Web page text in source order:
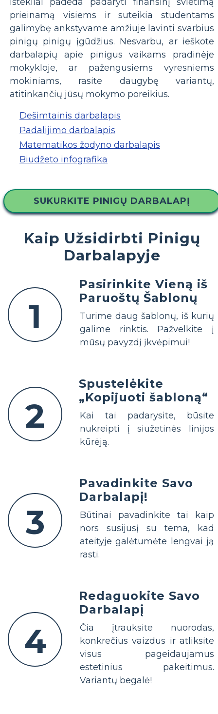
prieinamą visiems ir suteikia studentams
galimybę ankstyvame amžiuje lavinti svarbius
pinigų pinigų įgūdžius. Nesvarbu, ar ieškote
darbalapių apie pinigus vaikams pradinėje
mokykloje, ar pažengusiems vyresniems
mokiniams, rasite daugybę variantų,
atitinkančių jūsų mokymo poreikius.
Dešimtainis darbalapis
Padalijimo darbalapis
Matematikos žodyno darbalapis
Biudžeto infografika
SUKURKITE PINIGŲ DARBALAPĮ
Kaip Užsidirbti Pinigų
Darbalapyje
1
Pasirinkite Vieną iš
Paruoštų Šablonų
Turime daug šablonų, iš kurių
galime rinktis. Pažvelkite į
mūsų pavyzdį įkvėpimui!
2
Spustelėkite
„Kopijuoti šabloną“
Kai tai padarysite, būsite
nukreipti į siužetinės linijos
kūrėją.
3
Pavadinkite Savo
Darbalapį!
Būtinai pavadinkite tai kaip
nors susijusį su tema, kad
ateityje galėtumėte lengvai ją
rasti.
4
Redaguokite Savo
Darbalapį
Čia įtrauksite nuorodas,
konkrečius vaizdus ir atliksite
visus pageidaujamus
estetinius pakeitimus.
Variantų begalė!